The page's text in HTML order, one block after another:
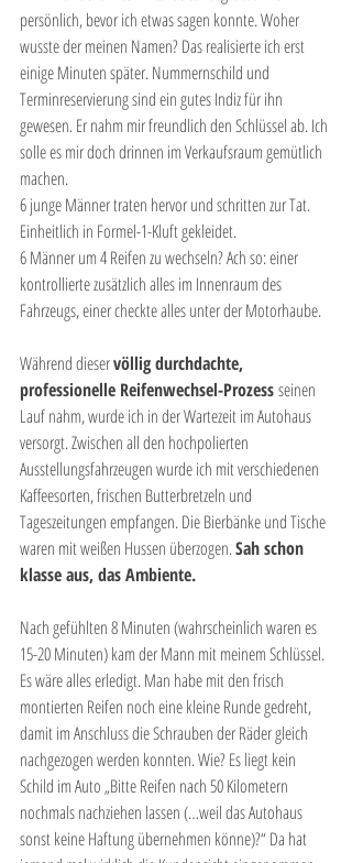
persönlich, bevor ich etwas sagen konnte. Woher
wusste der meinen Namen? Das realisierte ich erst
einige Minuten später. Nummernschild und
Terminreservierung sind ein gutes Indiz für ihn
gewesen. Er nahm mir freundlich den Schlüssel ab. Ich
solle es mir doch drinnen im Verkaufsraum gemütlich
machen.
6 junge Männer traten hervor und schritten zur Tat.
Einheitlich in Formel-1-Kluft gekleidet.
6 Männer um 4 Reifen zu wechseln? Ach so: einer
kontrollierte zusätzlich alles im Innenraum des
Fahrzeugs, einer checkte alles unter der Motorhaube.
Während dieser völlig durchdachte,
professionelle Reifenwechsel-Prozess seinen
Lauf nahm, wurde ich in der Wartezeit im Autohaus
versorgt. Zwischen all den hochpolierten
Ausstellungsfahrzeugen wurde ich mit verschiedenen
Kaffeesorten, frischen Butterbretzeln und
Tageszeitungen empfangen. Die Bierbänke und Tische
waren mit weißen Hussen überzogen. Sah schon
klasse aus, das Ambiente.
Nach gefühlten 8 Minuten (wahrscheinlich waren es
15-20 Minuten) kam der Mann mit meinem Schlüssel.
Es wäre alles erledigt. Man habe mit den frisch
montierten Reifen noch eine kleine Runde gedreht,
damit im Anschluss die Schrauben der Räder gleich
nachgezogen werden konnten. Wie? Es liegt kein
Schild im Auto „Bitte Reifen nach 50 Kilometern
nochmals nachziehen lassen (…weil das Autohaus
sonst keine Haftung übernehmen könne)?“ Da hat